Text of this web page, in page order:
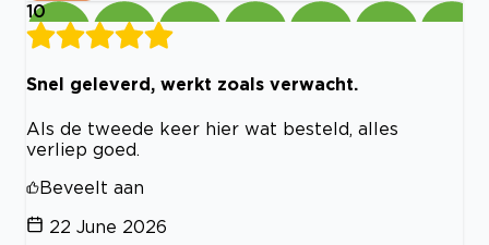
10
Snel geleverd, werkt zoals verwacht.
Als de tweede keer hier wat besteld, alles
verliep goed.
Beveelt aan
22 June 2026